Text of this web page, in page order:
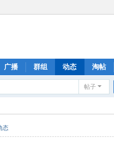
广播 群组 动态 淘帖
帖子
态